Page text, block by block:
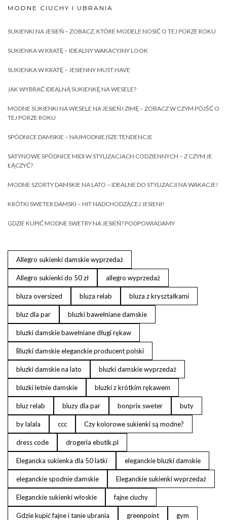
MODNE CIUCHY I UBRANIA
SUKIENKI NA JESIEŃ – ZOBACZ, KTÓRE MODELE NOSIĆ O TEJ PORZE ROKU
SUKIENKA W KRATĘ – IDEALNY WAKACYJNY LOOK
SUKIENKA W KRATĘ – JESIENNY MUST HAVE
JAK WYBRAĆ IDEALNĄ SUKIENKĘ NA WESELE?
MODNE SUKIENKI NA WESELE NA JESIEŃ I ZIMĘ – ZOBACZ W CZYM PÓJŚĆ O
TEJ PORZE ROKU
SPÓDNICE DAMSKIE – NAJMODNIEJSZE TENDENCJE
SATYNOWE SPÓDNICE MIDI W STYLIZACJACH CODZIENNYCH – Z CZYM JE
ŁĄCZYĆ?
MODNE SZORTY DAMSKIE NA LATO – IDEALNE DO STYLIZACJI NA WAKACJE!
KRÓTKI SWETER DAMSKI – HIT NADCHODZĄCEJ JESIENI!
GDZIE KUPIĆ MODNE SWETRY NA JESIEŃ? PODPOWIADAMY
Allegro sukienki damskie wyprzedaż
Allegro sukienki do 50 zł allegro wyprzedaż
bluza oversized bluza relab bluza z kryształkami
bluz dla par bluzki bawełniane damskie
bluzki damskie bawełniane długi rękaw
Bluzki damskie eleganckie producent polski
bluzki damskie na lato bluzki damskie wyprzedaż
bluzki letnie damskie bluzki z krótkim rękawem
bluz relab bluzy dla par bonprix sweter buty
by lalala ccc Czy kolorowe sukienki są modne?
dress code drogeria ebutik.pl
Elegancka sukienka dla 50 latki eleganckie bluzki damskie
eleganckie spodnie damskie Eleganckie sukienki wyprzedaż
Eleganckie sukienki włoskie fajne ciuchy
Gdzie kupić fajne i tanie ubrania greenpoint gym